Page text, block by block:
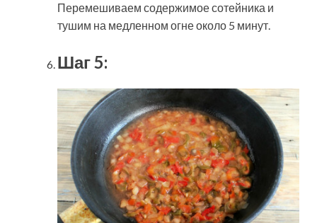
Перемешиваем содержимое сотейника и
тушим на медленном огне около 5 минут.
Шаг 5: